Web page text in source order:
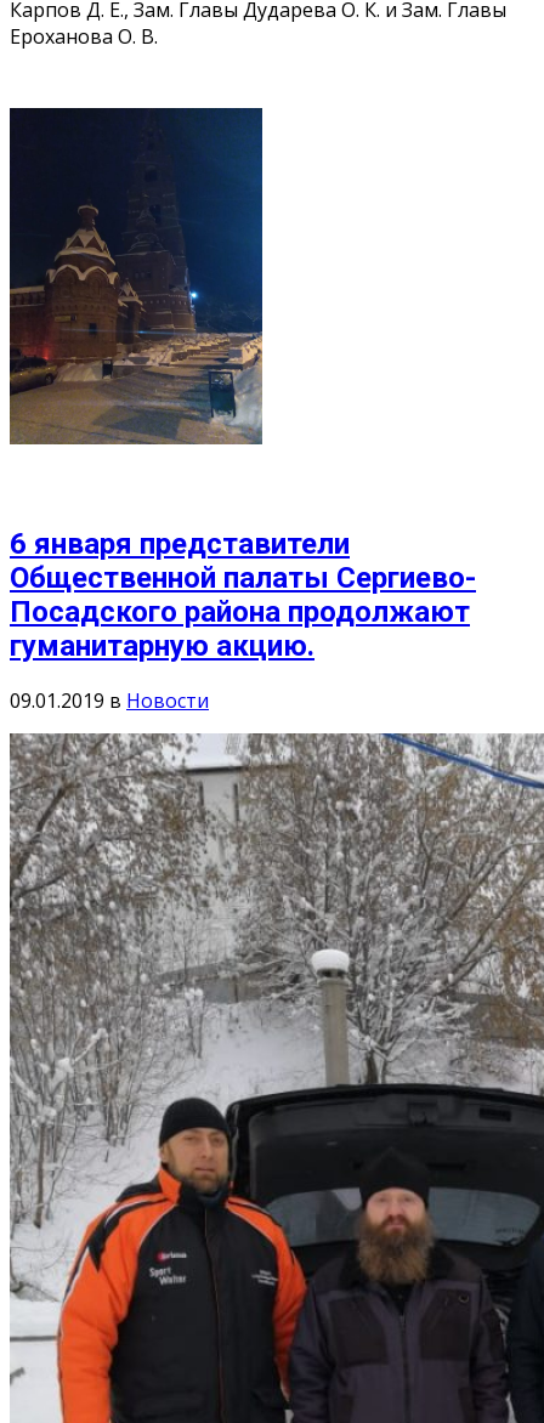
Карпов Д. Е., Зам. Главы Дударева О. К. и Зам. Главы
Ероханова О. В.
6 января представители
Общественной палаты Сергиево-
Посадского района продолжают
гуманитарную акцию.
09.01.2019 в Новости